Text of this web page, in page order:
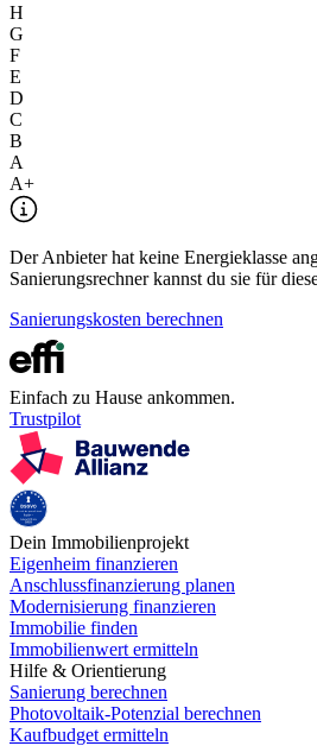
H
G
F
E
D
C
B
A
A+
Der Anbieter hat keine Energieklasse
Sanierungsrechner kannst du sie für
Sanierungskosten berechnen
Einfach zu Hause ankommen.
Trustpilot
Dein Immobilienprojekt
Eigenheim finanzieren
Anschlussfinanzierung planen
Modernisierung finanzieren
Immobilie finden
Immobilienwert ermitteln
Hilfe & Orientierung
Sanierung berechnen
Photovoltaik-Potenzial berechnen
Kaufbudget ermitteln